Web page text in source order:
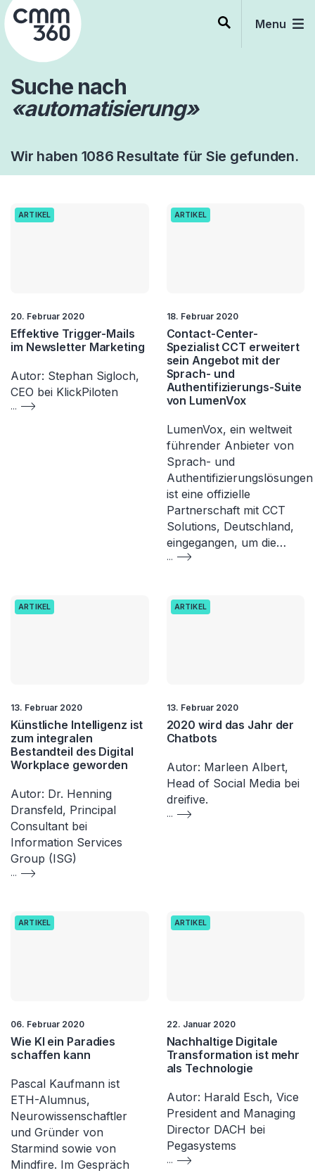
Skip
to
content
Menu
Suche nach
«automatisierung»
Wir haben 1086 Resultate für Sie gefunden.
ARTIKEL
20. Februar 2020
Effektive Trigger-Mails
im Newsletter Marketing
Autor: Stephan Sigloch,
CEO bei KlickPiloten
...
ARTIKEL
18. Februar 2020
Contact-Center-
Spezialist CCT erweitert
sein Angebot mit der
Sprach- und
Authentifizierungs-Suite
von LumenVox
LumenVox, ein weltweit
führender Anbieter von
Sprach- und
ist eine offizielle
Partnerschaft mit CCT
Solutions, Deutschland,
eingegangen, um die…
...
ARTIKEL
13. Februar 2020
Künstliche Intelligenz ist
zum integralen
Bestandteil des Digital
Workplace geworden
Autor: Dr. Henning
Dransfeld, Principal
Consultant bei
Information Services
Group (ISG)
...
ARTIKEL
13. Februar 2020
2020 wird das Jahr der
Chatbots
Autor: Marleen Albert,
Head of Social Media bei
dreifive.
...
ARTIKEL
06. Februar 2020
Wie KI ein Paradies
schaffen kann
Pascal Kaufmann ist
ETH-Alumnus,
Neurowissenschaftler
und Gründer von
Starmind sowie von
Mindfire. Im Gespräch
ARTIKEL
22. Januar 2020
Nachhaltige Digitale
Transformation ist mehr
als Technologie
Autor: Harald Esch, Vice
President and Managing
Director DACH bei
Pegasystems
...